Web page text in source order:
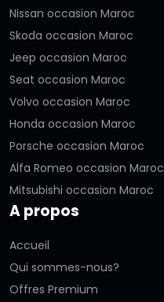
Nissan occasion Maroc
Skoda occasion Maroc
Jeep occasion Maroc
Seat occasion Maroc
Volvo occasion Maroc
Honda occasion Maroc
Porsche occasion Maroc
Alfa Romeo occasion Maroc
Mitsubishi occasion Maroc
A propos
Accueil
Qui sommes-nous?
Offres Premium